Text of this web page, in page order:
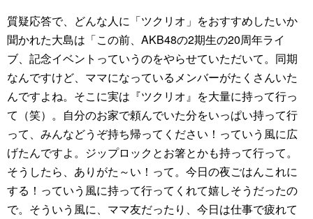
質疑応答で、どんな人に「ツクリオ」をおすすめしたいか
聞かれた大島は「この前、AKB48の2期生の20周年ライ
ブ、記念イベントっていうのをやらせていただいて。同期
なんですけど、ママになっているメンバーがたくさんいた
んですよね。そこに実は『ツクリオ』を大量に持って行っ
て（笑）。自分のお家で頼んでいた分をいっぱい持って行
って、みんなどうぞ持ち帰ってください！っていう風に広
げたんですよ。ジップロックとお箸とかも持って行って。
そうしたら、ありがた～い！って。今日の夜ごはんこれに
する！っていう風に持って行ってくれて嬉しそうだったの
で。そういう風に、ママ友だったり、今日は仕事で疲れて